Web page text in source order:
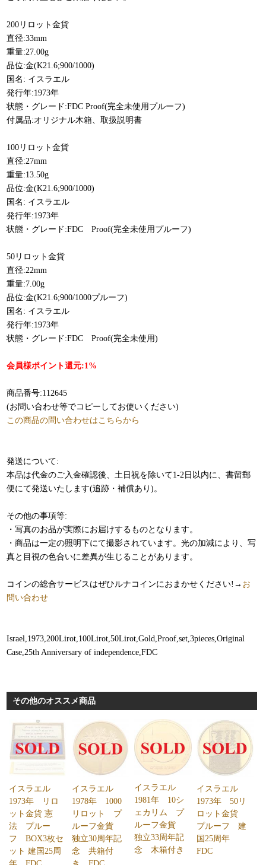
200リロット金貨
直径:33mm
重量:27.00g
品位:金(K21.6;900/1000)
国名: イスラエル
発行年:1973年
状態・グレード:FDC Proof(完全未使用プルーフ)
付属品:オリジナル木箱、取扱説明書
100リロット金貨
直径:27mm
重量:13.50g
品位:金(K21.6;900/1000)
国名: イスラエル
発行年:1973年
状態・グレード:FDC Proof(完全未使用プルーフ)
50リロット金貨
直径:22mm
重量:7.00g
品位:金(K21.6;900/1000プルーフ)
国名: イスラエル
発行年:1973年
状態・グレード:FDC Proof(完全未使用)
会員様ポイント還元:1%
商品番号:112645
(お問い合わせ等でコピーしてお使いください)
この商品の問い合わせはこちらから
発送について:
本品は代金のご入金確認後、土日祝を除いて1-2日以内に、書留郵
便にて発送いたします(追跡・補償あり)。
その他の事項等:
・写真のお品が実際にお届けするものとなります。
・商品は一定の照明下にて撮影されています。光の加減により、写
真と目視の色合いに差異が生じることがあります。
コインの総合サービスはぜひルナコインにおまかせください!→ お
問い合わせ
Israel,1973,200Lirot,100Lirot,50Lirot,Gold,Proof,set,3pieces,Original
Case,25th Anniversary of independence,FDC
その他のオススメ商品
イスラエル
1973年 リロ
ット金貨 憲
法 プルー
フ BOX3枚セ
ット 建国25周
イスラエル
1978年 1000
リロット プ
ルーフ金貨
独立30周年記
念 共箱付
イスラエル
1981年 10シ
ェカリム プ
ルーフ金貨
独立33周年記
念 木箱付き
イスラエル
1973年 50リ
ロット金貨
プルーフ 建
国25周年
FDC